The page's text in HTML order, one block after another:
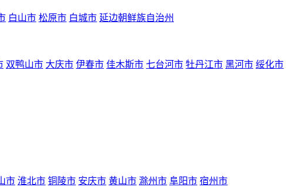
白山市 松原市 白城市 延边朝鲜族自治州
双鸭山市 大庆市 伊春市 佳木斯市 七台河市 牡丹江市 黑河市 绥化市
市 淮北市 铜陵市 安庆市 黄山市 滁州市 阜阳市 宿州市